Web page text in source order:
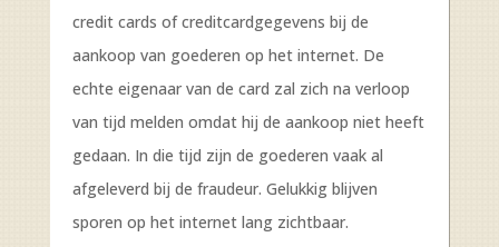
credit cards of creditcardgegevens bij de
aankoop van goederen op het internet. De
echte eigenaar van de card zal zich na verloop
van tijd melden omdat hij de aankoop niet heeft
gedaan. In die tijd zijn de goederen vaak al
afgeleverd bij de fraudeur. Gelukkig blijven
sporen op het internet lang zichtbaar.